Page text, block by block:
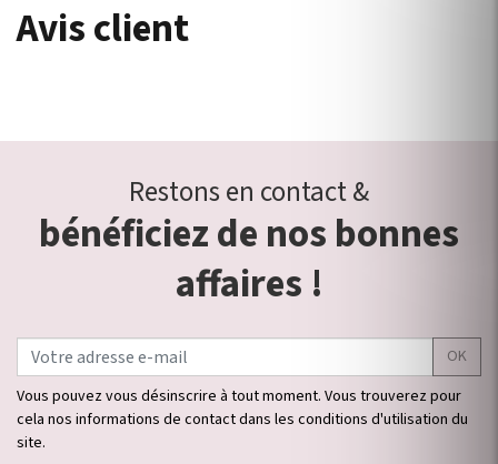
Avis client
Restons en contact &
bénéficiez de nos bonnes
affaires !
OK
Vous pouvez vous désinscrire à tout moment. Vous trouverez pour
cela nos informations de contact dans les conditions d'utilisation du
site.